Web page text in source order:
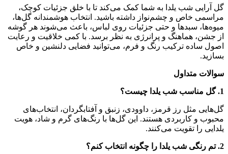
گل آرایی شب یلدا به شما کمک می‌کند تا با خلق جزئیات کوچک،
مراسمی خاص و چشم‌نواز داشته باشید. انتخاب هوشمندانه گل‌ها،
میوه‌ها، سبدها و حتی جزئیات روی لباس، باعث می‌شوند هر گوشه
از جشن، هماهنگ و پرانرژی به نظر برسد. با کمی خلاقیت و رعایت
اصول ساده ترکیب رنگ و فرم، می‌توانید فضایی دلنشین و خاص
بسازید.
سوالات متداول
1. گل مناسب شب یلدا چیست؟
گل‌هایی مثل رز قرمز، داوودی، زنبق و آفتابگردان، انتخاب‌های
محبوب و کاربردی هستند. این گل‌ها با رنگ‌های گرم و شاد، هویت
یلدایی را تقویت می‌کنند.
2. تم رنگی شب یلدا را چگونه انتخاب کنم؟